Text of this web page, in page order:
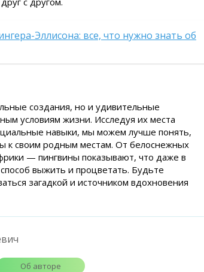
Эллисона: все, что нужно знать об
создания, но и удивительные
условиям жизни. Исследуя их места
навыки, мы можем лучше понять,
к своим родным местам. От белоснежных
— пингвины показывают, что даже в
выжить и процветать. Будьте
загадкой и источником вдохновения
Об авторе